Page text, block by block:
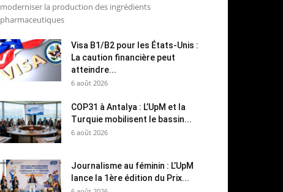
moderniser la production des ingrédients
pharmaceutiques
Visa B1/B2 pour les États-Unis :
La caution financière peut
atteindre...
6 août 2026
COP31 à Antalya : L’UpM et la
Turquie mobilisent le bassin...
6 août 2026
Journalisme au féminin : L’UpM
lance la 1ère édition du Prix...